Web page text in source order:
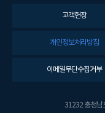
고객헌장
개인정보처리방침
이메일무단수집거부
31232 충청남